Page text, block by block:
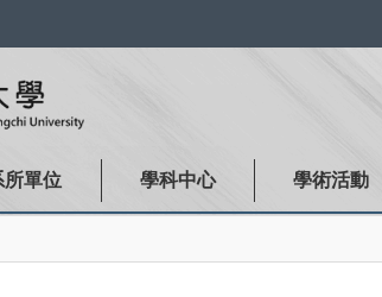
所單位 學科中心 學術活動